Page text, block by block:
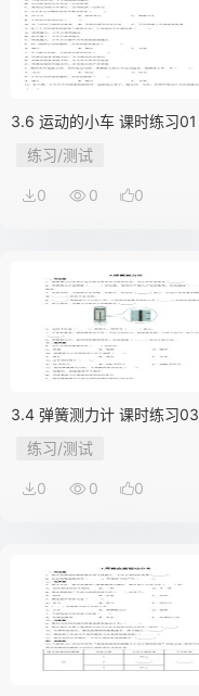
3.6 运动的小车 课时练习01
练习/测试
0 0 0
3.4 弹簧测力计 课时练习03
练习/测试
0 0 0